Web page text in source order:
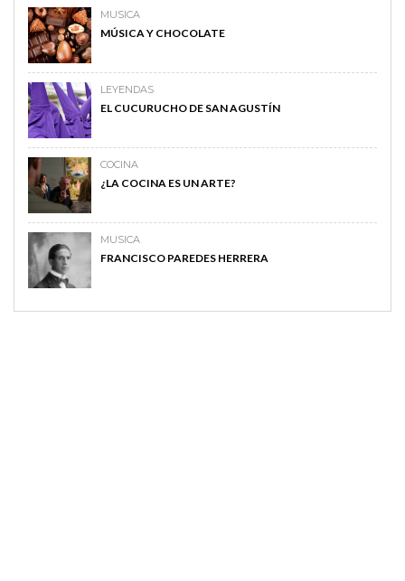
MUSICA
MÚSICA Y CHOCOLATE
LEYENDAS
EL CUCURUCHO DE SAN AGUSTÍN
COCINA
¿LA COCINA ES UN ARTE?
MUSICA
FRANCISCO PAREDES HERRERA